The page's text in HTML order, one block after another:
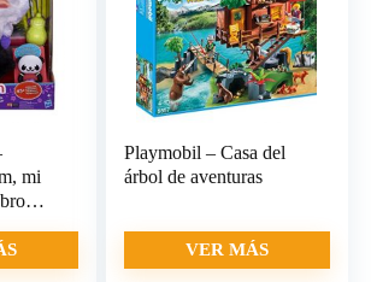
mi
Playmobil – Casa del
árbol de aventuras
VER MÁS